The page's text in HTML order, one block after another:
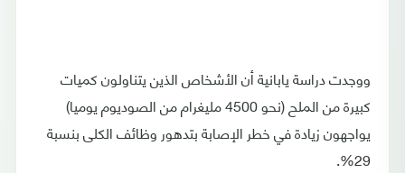
ووجدت دراسة يابانية أن الأشخاص الذين يتناولون كميات
كبيرة من الملح (نحو 4500 مليغرام من الصوديوم يوميا)
يواجهون زيادة في خطر الإصابة بتدهور وظائف الكلى بنسبة
29%.